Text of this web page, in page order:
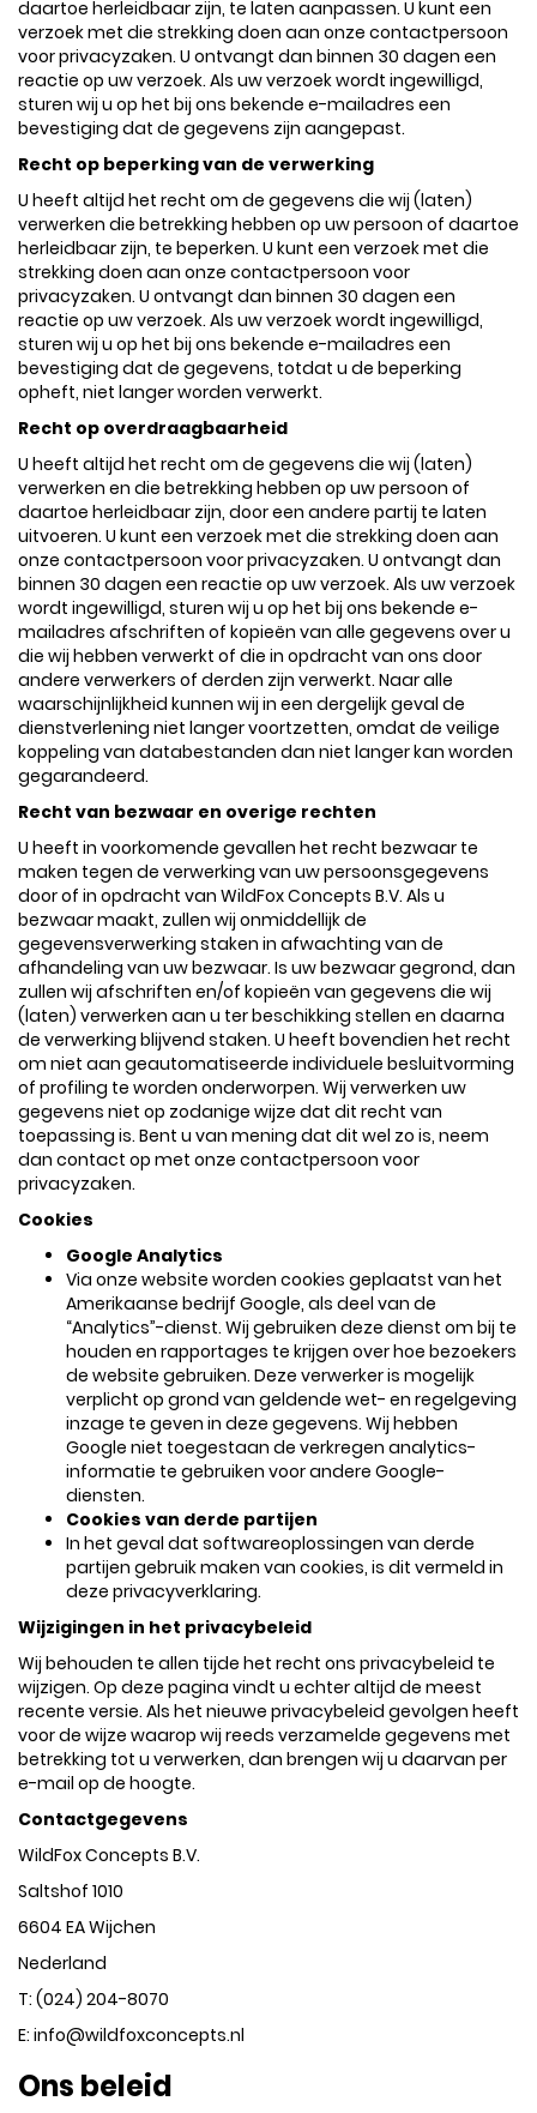
daartoe herleidbaar zijn, te laten aanpassen. U kunt een
verzoek met die strekking doen aan onze contactpersoon
voor privacyzaken. U ontvangt dan binnen 30 dagen een
reactie op uw verzoek. Als uw verzoek wordt ingewilligd,
sturen wij u op het bij ons bekende e-mailadres een
bevestiging dat de gegevens zijn aangepast.
Recht op beperking van de verwerking
U heeft altijd het recht om de gegevens die wij (laten)
verwerken die betrekking hebben op uw persoon of daartoe
herleidbaar zijn, te beperken. U kunt een verzoek met die
strekking doen aan onze contactpersoon voor
privacyzaken. U ontvangt dan binnen 30 dagen een
reactie op uw verzoek. Als uw verzoek wordt ingewilligd,
sturen wij u op het bij ons bekende e-mailadres een
bevestiging dat de gegevens, totdat u de beperking
opheft, niet langer worden verwerkt.
Recht op overdraagbaarheid
U heeft altijd het recht om de gegevens die wij (laten)
verwerken en die betrekking hebben op uw persoon of
daartoe herleidbaar zijn, door een andere partij te laten
uitvoeren. U kunt een verzoek met die strekking doen aan
onze contactpersoon voor privacyzaken. U ontvangt dan
binnen 30 dagen een reactie op uw verzoek. Als uw verzoek
wordt ingewilligd, sturen wij u op het bij ons bekende e-
mailadres afschriften of kopieën van alle gegevens over u
die wij hebben verwerkt of die in opdracht van ons door
andere verwerkers of derden zijn verwerkt. Naar alle
waarschijnlijkheid kunnen wij in een dergelijk geval de
dienstverlening niet langer voortzetten, omdat de veilige
koppeling van databestanden dan niet langer kan worden
gegarandeerd.
Recht van bezwaar en overige rechten
U heeft in voorkomende gevallen het recht bezwaar te
maken tegen de verwerking van uw persoonsgegevens
door of in opdracht van WildFox Concepts B.V. Als u
bezwaar maakt, zullen wij onmiddellijk de
gegevensverwerking staken in afwachting van de
afhandeling van uw bezwaar. Is uw bezwaar gegrond, dan
zullen wij afschriften en/of kopieën van gegevens die wij
(laten) verwerken aan u ter beschikking stellen en daarna
de verwerking blijvend staken. U heeft bovendien het recht
om niet aan geautomatiseerde individuele besluitvorming
of profiling te worden onderworpen. Wij verwerken uw
gegevens niet op zodanige wijze dat dit recht van
toepassing is. Bent u van mening dat dit wel zo is, neem
dan contact op met onze contactpersoon voor
privacyzaken.
Cookies
Google Analytics
Via onze website worden cookies geplaatst van het
Amerikaanse bedrijf Google, als deel van de
“Analytics”-dienst. Wij gebruiken deze dienst om bij te
houden en rapportages te krijgen over hoe bezoekers
de website gebruiken. Deze verwerker is mogelijk
verplicht op grond van geldende wet- en regelgeving
inzage te geven in deze gegevens. Wij hebben
Google niet toegestaan de verkregen analytics-
informatie te gebruiken voor andere Google-
diensten.
Cookies van derde partijen
In het geval dat softwareoplossingen van derde
partijen gebruik maken van cookies, is dit vermeld in
deze privacyverklaring.
Wijzigingen in het privacybeleid
Wij behouden te allen tijde het recht ons privacybeleid te
wijzigen. Op deze pagina vindt u echter altijd de meest
recente versie. Als het nieuwe privacybeleid gevolgen heeft
voor de wijze waarop wij reeds verzamelde gegevens met
betrekking tot u verwerken, dan brengen wij u daarvan per
e-mail op de hoogte.
Contactgegevens
WildFox Concepts B.V.
Saltshof 1010
6604 EA Wijchen
Nederland
T: (024) 204-8070
E: info@wildfoxconcepts.nl
Ons beleid